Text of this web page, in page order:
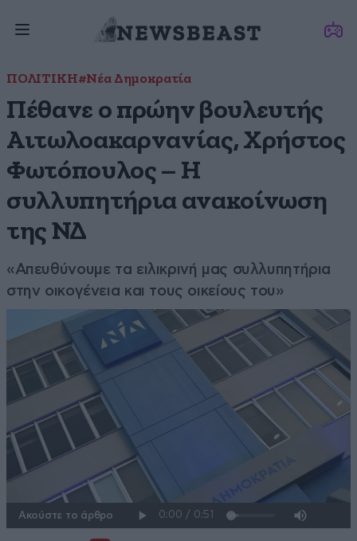
ΠΟΛΙΤΙΚΗ#Νέα Δημοκρατία
Πέθανε ο πρώην βουλευτής
Αιτωλοακαρνανίας, Χρήστος
Φωτόπουλος – Η
συλλυπητήρια ανακοίνωση
της ΝΔ
«Απευθύνουμε τα ειλικρινή μας συλλυπητήρια
στην οικογένεια και τους οικείους του»
Ακούστε το άρθρο